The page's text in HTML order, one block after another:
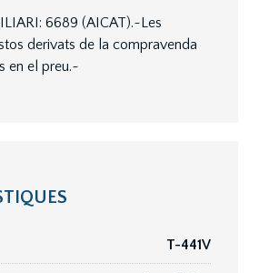
6689 (AICAT).~Les
derivats de la compravenda
en el preu.~
T-441V